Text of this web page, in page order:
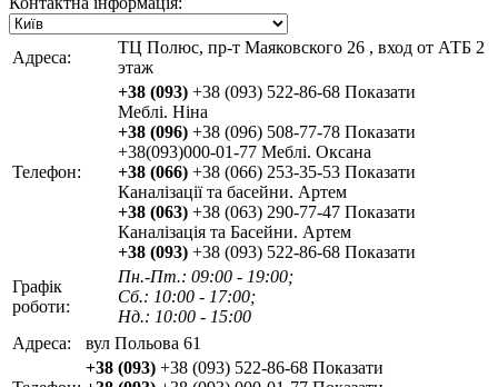
Адреса:
ТЦ Полюс, пр-т Маяковского 26 , вход от АТБ 2
этаж
Телефон:
+38 (093) +38 (093) 522-86-68 Показати
Меблі. Ніна
+38 (096) +38 (096) 508-77-78 Показати
+38(093)000-01-77 Меблі. Оксана
+38 (066) +38 (066) 253-35-53 Показати
Каналізації та басейни. Артем
+38 (063) +38 (063) 290-77-47 Показати
Каналізація та Басейни. Артем
+38 (093) +38 (093) 522-86-68 Показати
Графік
роботи:
Пн.-Пт.: 09:00 - 19:00;
Сб.: 10:00 - 17:00;
Нд.: 10:00 - 15:00
Адреса:
вул Польова 61
+38 (093) +38 (093) 522-86-68 Показати